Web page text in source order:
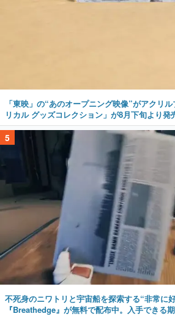
「東映」の“あのオープニング映像”がアクリ
リカル グッズコレクション」が8月下旬より発
5
不死身のニワトリと宇宙船を探索する“非常に
『Breathedge』が無料で配布中。入手できる